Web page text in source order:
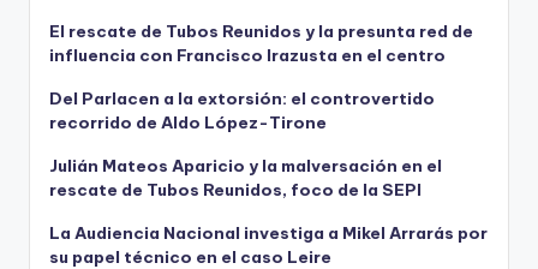
El rescate de Tubos Reunidos y la presunta red de
influencia con Francisco Irazusta en el centro
Del Parlacen a la extorsión: el controvertido
recorrido de Aldo López-Tirone
Julián Mateos Aparicio y la malversación en el
rescate de Tubos Reunidos, foco de la SEPI
La Audiencia Nacional investiga a Mikel Arrarás por
su papel técnico en el caso Leire